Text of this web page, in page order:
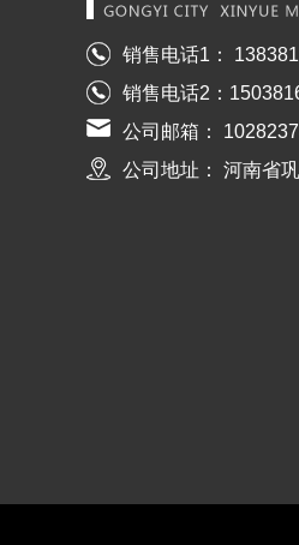
销售电话1：
销售电话2：
公司邮箱：
公司地址： 河南省